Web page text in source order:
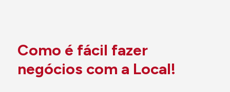
Como é fácil fazer
negócios com a Local!